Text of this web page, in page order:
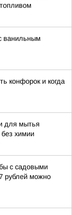
ванильным
конфорок и когда
для мытья
химии
с садовыми
рублей можно